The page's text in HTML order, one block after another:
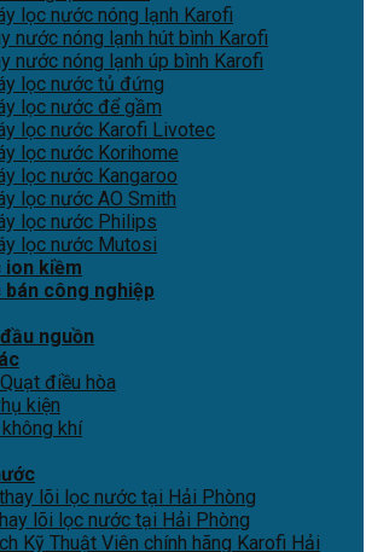
lọc nước nóng lạnh Karofi
nước nóng lạnh hút bình Karofi
nước nóng lạnh úp bình Karofi
lọc nước tủ đứng
lọc nước để gầm
lọc nước Karofi Livotec
lọc nước Korihome
lọc nước Kangaroo
lọc nước AO Smith
lọc nước Philips
lọc nước Mutosi
ion kiềm
bán công nghiệp
nguồn
điều hòa
kiện
khí
lõi lọc nước tại Hải Phòng
lõi lọc nước tại Hải Phòng
Kỹ Thuật Viên chính hãng Karofi Hải